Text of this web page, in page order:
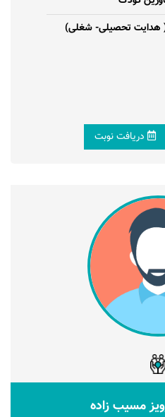
هدایت تحصیلی- شغلی)
دریافت نوبت
مسیب زاده